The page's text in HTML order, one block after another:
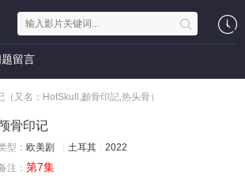
题留言
又名：HotSkull,顱骨印記,热头骨）
骨印记
型： 欧美剧 土耳其
2022
注： 第7集